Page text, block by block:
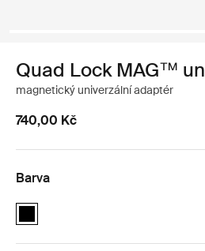
Quad Lock MAG™
magnetický univerzální adaptér
740,00 Kč
Barva
Quad Lock MAG™ universal adaptor